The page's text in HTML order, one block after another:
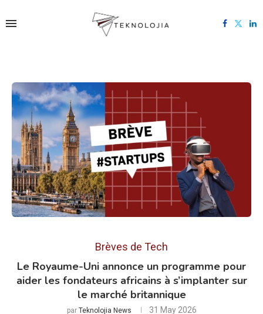
Brèves de Tech
Le Royaume-Uni annonce un programme pour
aider les fondateurs africains à s’implanter sur
le marché britannique
par Teknolojia News 31 May 2026